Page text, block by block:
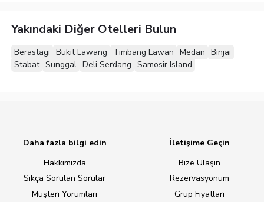
Yakındaki Diğer Otelleri Bulun
Berastagi Bukit Lawang Timbang Lawan Medan Binjai
Stabat Sunggal Deli Serdang Samosir Island
Daha fazla bilgi edin
Hakkımızda
Sıkça Sorulan Sorular
Müşteri Yorumları
İletişime Geçin
Bize Ulaşın
Rezervasyonum
Grup Fiyatları